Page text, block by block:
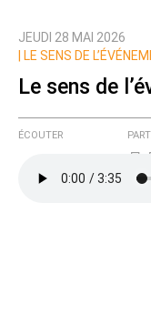
JEUDI 28 MAI 2026
LE SENS DE
Le sens de
ÉCOUTER